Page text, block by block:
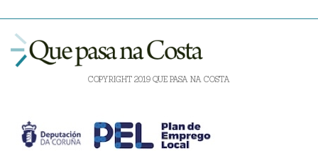
COPYRIGHT 2019 QUE PASA NA COSTA